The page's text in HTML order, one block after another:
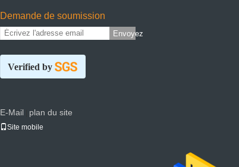
Demande de soumission
Envoyez
Verified by
E-Mail plan du site
Site mobile